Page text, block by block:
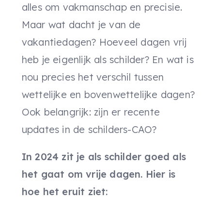
alles om vakmanschap en precisie.
Maar wat dacht je van de
vakantiedagen? Hoeveel dagen vrij
heb je eigenlijk als schilder? En wat is
nou precies het verschil tussen
wettelijke en bovenwettelijke dagen?
Ook belangrijk: zijn er recente
updates in de schilders-CAO?
In 2024 zit je als schilder goed als
het gaat om vrije dagen. Hier is
hoe het eruit ziet: